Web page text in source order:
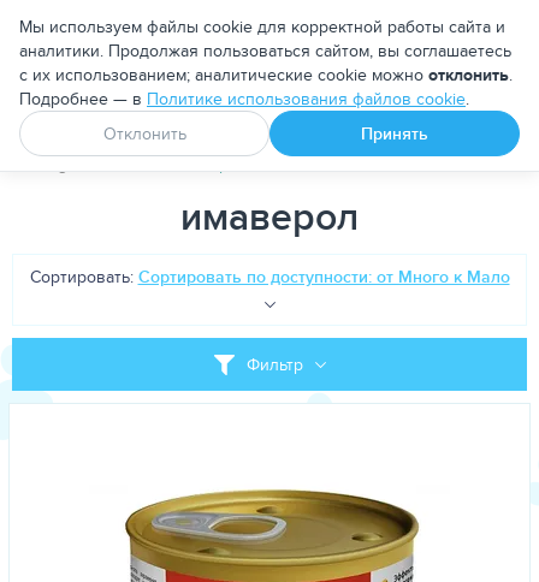
Москва
Апоквел Ветмедин От блох и клещей
PetDog Теги имаверол
имаверол
Фильтр
Сортировать: Сортировать по доступности: от Много к Мало
Мы используем файлы cookie для корректной работы сайта и
аналитики. Продолжая пользоваться сайтом, вы соглашаетесь
с их использованием; аналитические cookie можно отклонить.
Подробнее — в Политике использования файлов cookie.
Отклонить
Принять